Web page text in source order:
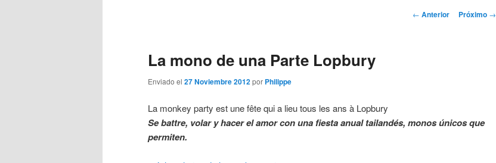
página
secundario
Post
← Anterior Próximo →
La mono de una Parte Lopbury
Enviado el 27 Noviembre 2012por Philippe
La monkey party est une fête qui a lieu tous les ans à Lopbury
Se battre, volar y hacer el amor con una fiesta anual tailandés, monos únicos que
permiten.